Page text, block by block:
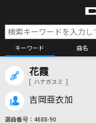
キーワード 曲名
花霞
[ ハナガスミ ]
吉岡亜衣加
選曲番号： 4688-90